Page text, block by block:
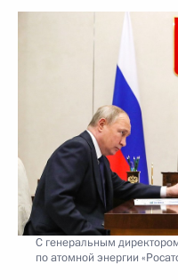
С генеральным
по атомной энергии